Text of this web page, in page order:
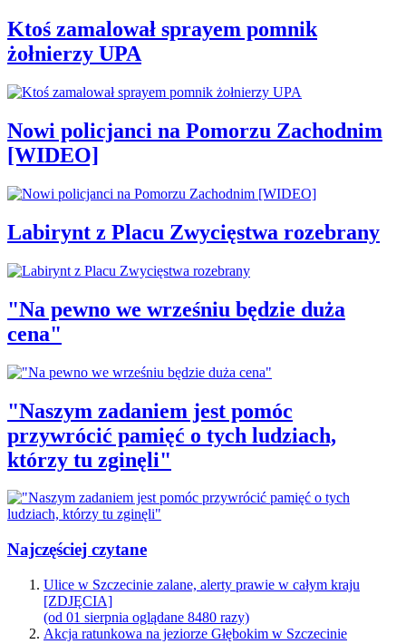
Ktoś zamalował sprayem pomnik
żołnierzy UPA
Nowi policjanci na Pomorzu Zachodnim
[WIDEO]
Labirynt z Placu Zwycięstwa rozebrany
"Na pewno we wrześniu będzie duża
cena"
"Naszym zadaniem jest pomóc
przywrócić pamięć o tych ludziach,
którzy tu zginęli"
Najczęściej czytane
Ulice w Szczecinie zalane, alerty prawie w całym kraju
[ZDJĘCIA]
(od 01 sierpnia oglądane 8480 razy)
Akcja ratunkowa na jeziorze Głębokim w Szczecinie